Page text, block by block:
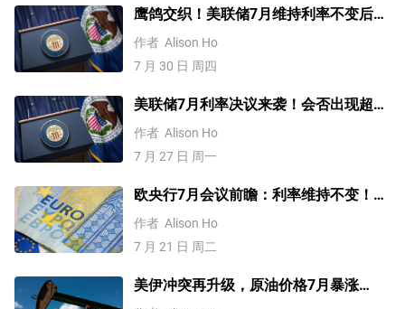
鹰鸽交织！美联储7月维持利率不变后，
9月能否加息？
作者 Alison Ho
7 月 30 日 周四
美联储7月利率决议来袭！会否出现超预
期鹰派？黄金、美元行情一触即发
作者 Alison Ho
7 月 27 日 周一
欧央行7月会议前瞻：利率维持不变！但
9月可能加息？
作者 Alison Ho
7 月 21 日 周二
美伊冲突再升级，原油价格7月暴涨